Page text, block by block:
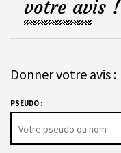
votre avis !
Donner votre avis :
PSEUDO :